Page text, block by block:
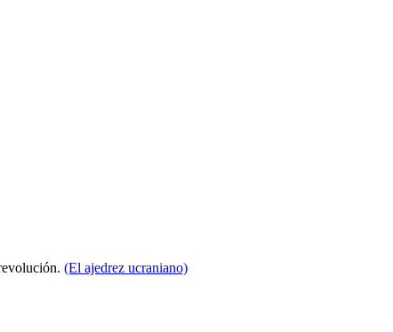
(El ajedrez ucraniano)